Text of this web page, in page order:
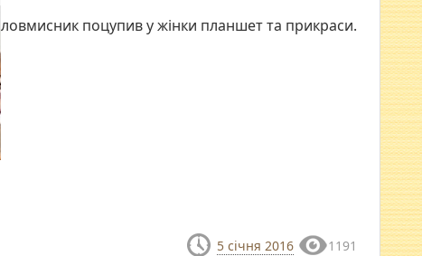
Зловмисник поцупив у жінки планшет та прикраси.
5 січня 2016 1191